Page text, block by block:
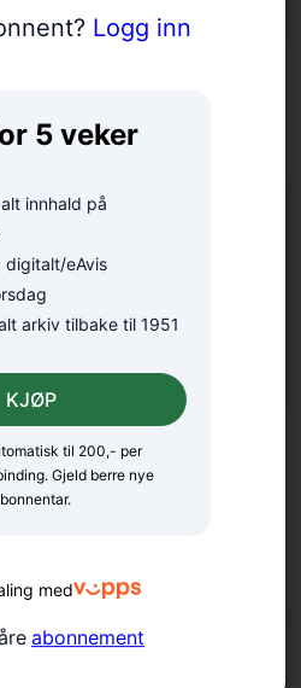
Logg inn
5 veker
innhald på
digitalt/eAvis
arkiv tilbake til 1951
til 200,- per
Gjeld berre nye
KJØP
med
abonnement
knop langs
– Eg